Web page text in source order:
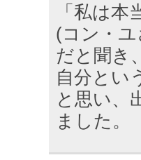
「私は
(コン・
だと聞き
自分とい
と思い、
ました。